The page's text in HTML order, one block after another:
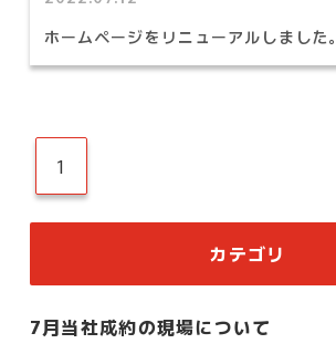
ホームページをリニューアルしました。
1
カテゴリ
7月当社成約の現場について